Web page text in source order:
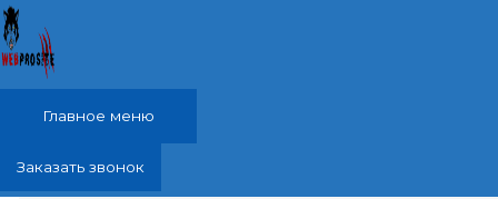
Перейти к содержимому
Главное меню
Заказать звонок
Создание и